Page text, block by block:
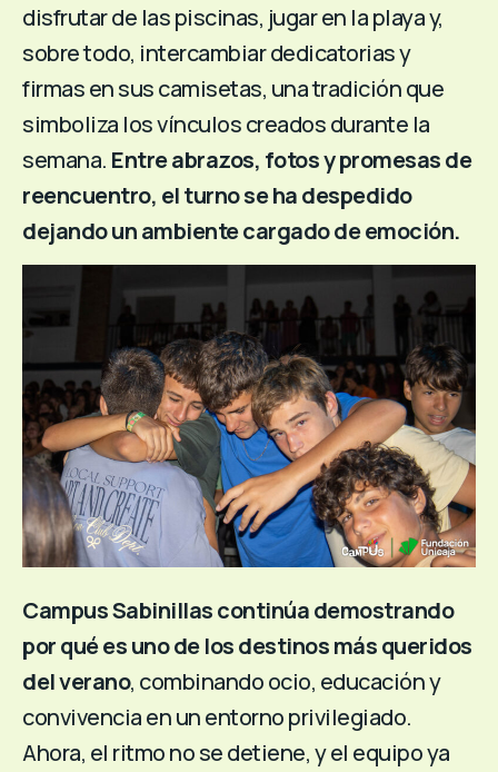
disfrutar de las piscinas, jugar en la playa y,
sobre todo, intercambiar dedicatorias y
firmas en sus camisetas, una tradición que
simboliza los vínculos creados durante la
semana. Entre abrazos, fotos y promesas de
reencuentro, el turno se ha despedido
dejando un ambiente cargado de emoción.
Campus Sabinillas continúa demostrando
por qué es uno de los destinos más queridos
del verano, combinando ocio, educación y
convivencia en un entorno privilegiado.
Ahora, el ritmo no se detiene, y el equipo ya